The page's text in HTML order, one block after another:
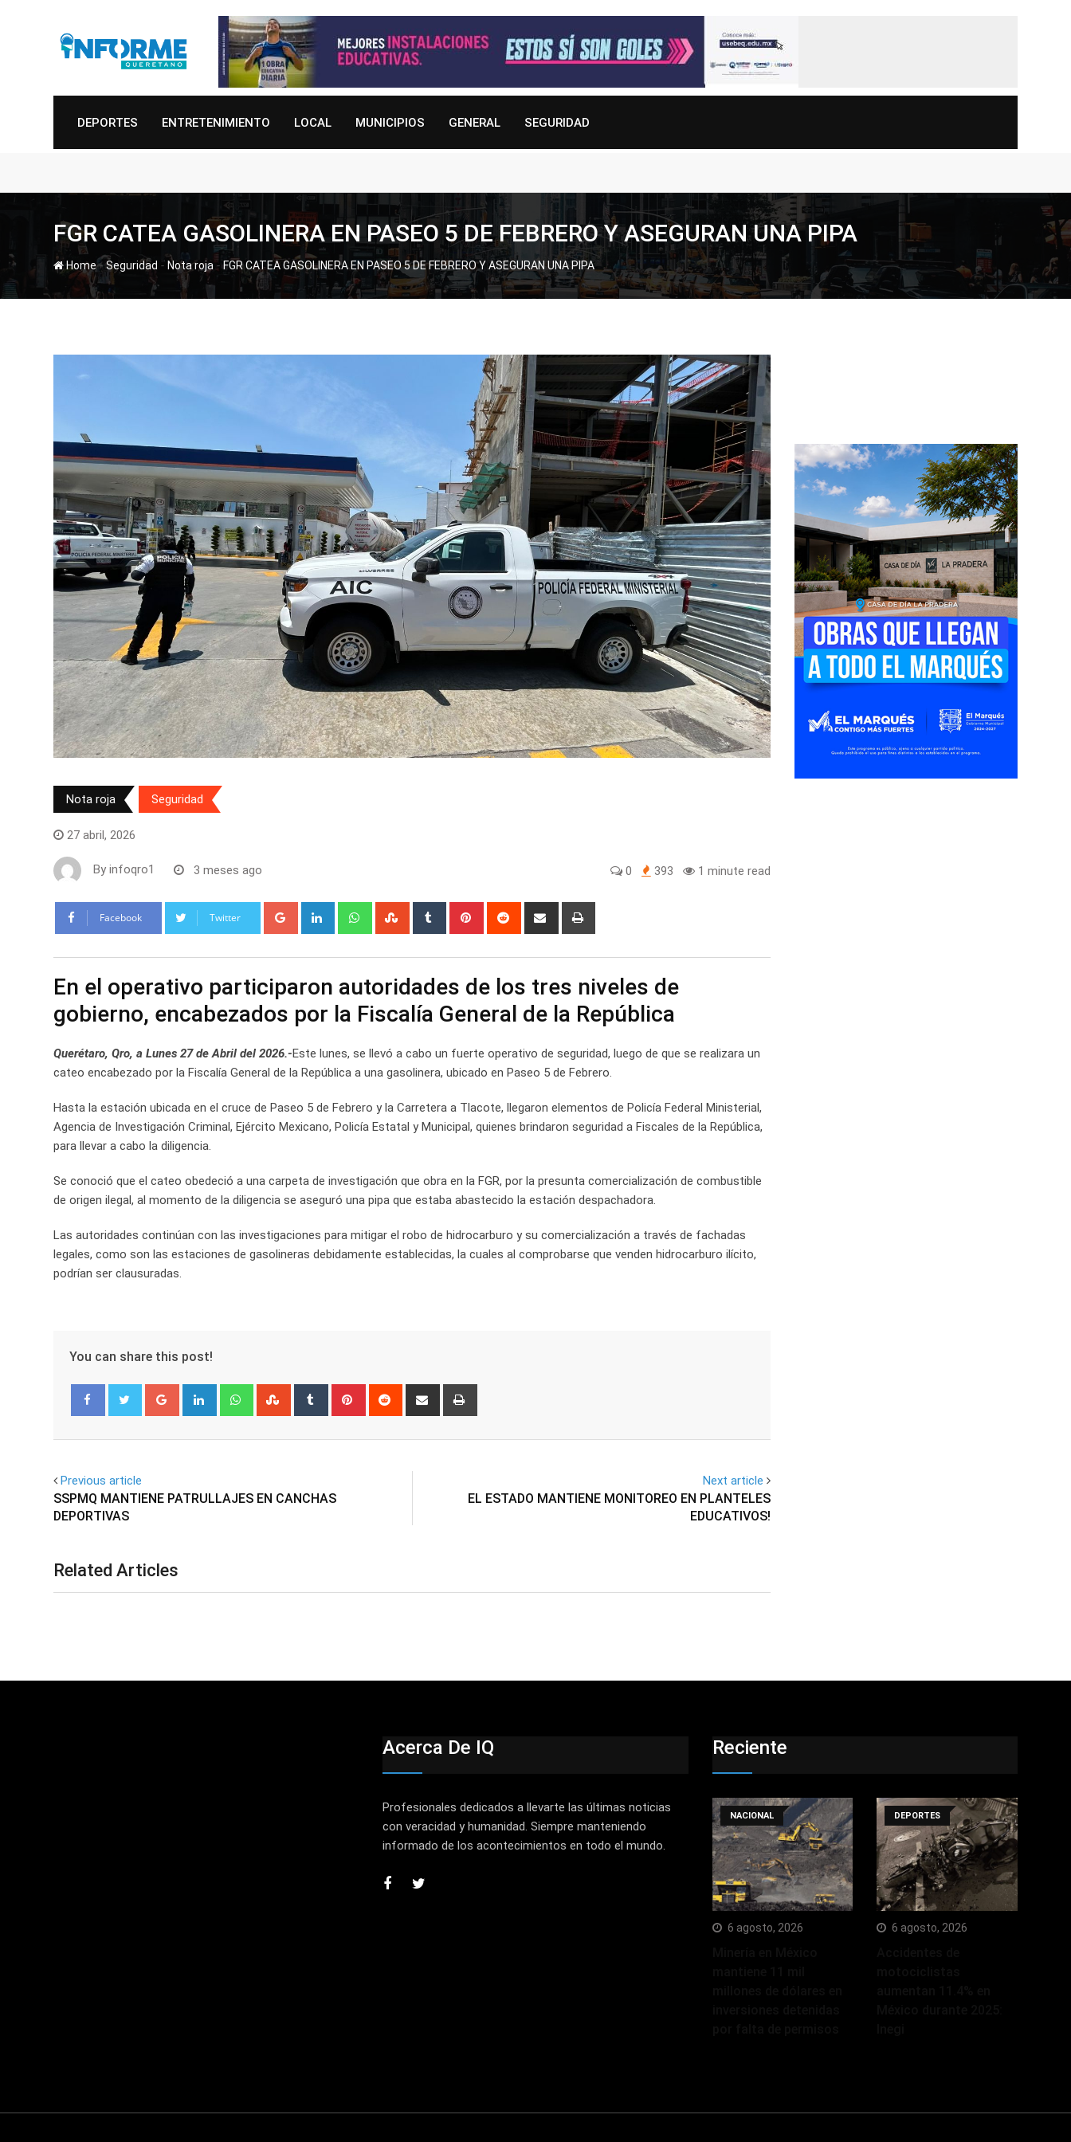
DEPORTES ENTRETENIMIENTO LOCAL MUNICIPIOS GENERAL SEGURIDAD
FGR CATEA GASOLINERA EN PASEO 5 DE FEBRERO Y ASEGURAN UNA PIPA
Home- Seguridad - Nota roja-FGR CATEA GASOLINERA EN PASEO 5 DE FEBRERO Y ASEGURAN UNA PIPA
Nota roja Seguridad
27 abril, 2026
By infoqro1 3 meses ago 0 393 1 minute read
Facebook Twitter Google+ LinkedIn WhatsappStumbleUpon
Tumblr Pinterest Reddit
Share
En el operativo participaron autoridades de los tres niveles de
gobierno, encabezados por la Fiscalía General de la República
Querétaro, Qro, a Lunes 27 de Abril del 2026.-Este lunes, se llevó a cabo un fuerte operativo de seguridad, luego de que se realizara un
cateo encabezado por la Fiscalía General de la República a una gasolinera, ubicado en Paseo 5 de Febrero.
Hasta la estación ubicada en el cruce de Paseo 5 de Febrero y la Carretera a Tlacote, llegaron elementos de Policía Federal Ministerial,
Agencia de Investigación Criminal, Ejército Mexicano, Policía Estatal y Municipal, quienes brindaron seguridad a Fiscales de la República,
para llevar a cabo la diligencia.
Se conoció que el cateo obedeció a una carpeta de investigación que obra en la FGR, por la presunta comercialización de combustible
de origen ilegal, al momento de la diligencia se aseguró una pipa que estaba abastecido la estación despachadora.
Las autoridades continúan con las investigaciones para mitigar el robo de hidrocarburo y su comercialización a través de fachadas
legales, como son las estaciones de gasolineras debidamente establecidas, la cuales al comprobarse que venden hidrocarburo ilícito,
podrían ser clausuradas.
You can share this post!
Google+ LinkedIn WhatsappStumbleUpon
Tumblr Pinterest Reddit
Share
Previous article
SSPMQ MANTIENE PATRULLAJES EN CANCHAS
DEPORTIVAS
Next article
EL ESTADO MANTIENE MONITOREO EN PLANTELES
EDUCATIVOS!
Related Articles
Acerca De IQ
Profesionales dedicados a llevarte las últimas noticias
con veracidad y humanidad. Siempre manteniendo
informado de los acontecimientos en todo el mundo.
Reciente
NACIONAL
6 agosto, 2026
DEPORTES
6 agosto, 2026